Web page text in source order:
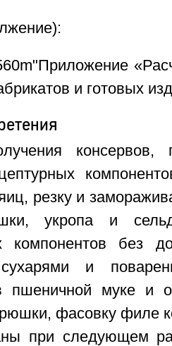
и готовых
консервов,
резку и
укропа и
компонентов без
и
пшеничной муке и
фасовку филе
при следующем